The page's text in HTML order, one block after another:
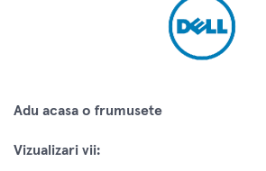
Adu acasa o frumusete
Vizualizari vii: